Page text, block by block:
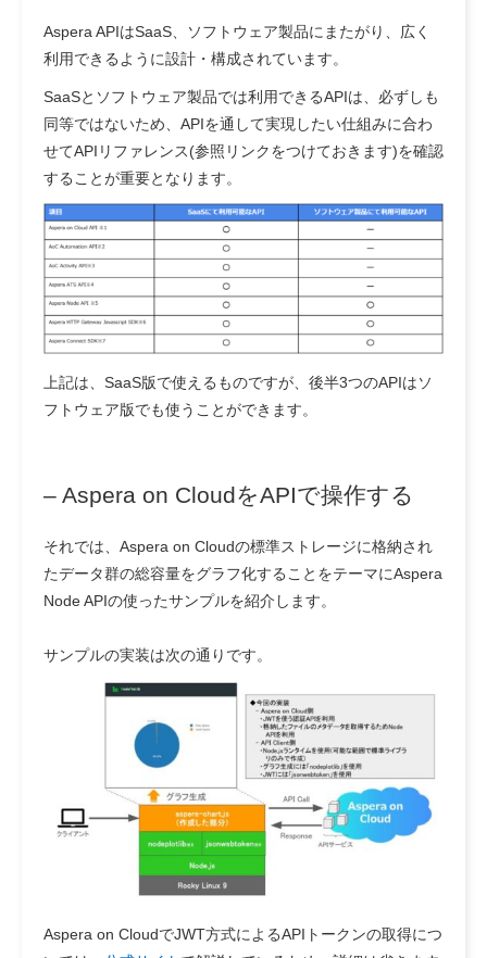
Aspera APIはSaaS、ソフトウェア製品にまたがり、広く
利用できるように設計・構成されています。
SaaSとソフトウェア製品では利用できるAPIは、必ずしも
同等ではないため、APIを通して実現したい仕組みに合わ
せてAPIリファレンス(参照リンクをつけておきます)を確認
することが重要となります。
上記は、SaaS版で使えるものですが、後半3つのAPIはソ
フトウェア版でも使うことができます。
– Aspera on CloudをAPIで操作する
それでは、Aspera on Cloudの標準ストレージに格納され
たデータ群の総容量をグラフ化することをテーマにAspera
Node APIの使ったサンプルを紹介します。
サンプルの実装は次の通りです。
Aspera on CloudでJWT方式によるAPIトークンの取得につ